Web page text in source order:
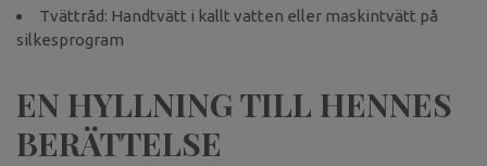
Tvättråd: Handtvätt i kallt vatten eller maskintvätt på
silkesprogram
EN HYLLNING TILL HENNES
BERÄTTELSE